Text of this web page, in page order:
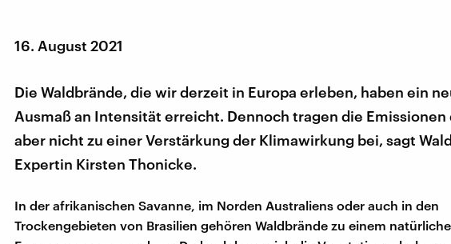
16. August 2021
Die Waldbrände, die wir derzeit in Europa erleben, haben ein
Ausmaß an Intensität erreicht. Dennoch tragen die Emissionen
aber nicht zu einer Verstärkung der Klimawirkung bei, sagt
Expertin Kirsten Thonicke.
In der afrikanischen Savanne, im Norden Australiens oder auch in den
Trockengebieten von Brasilien gehören Waldbrände zu einem